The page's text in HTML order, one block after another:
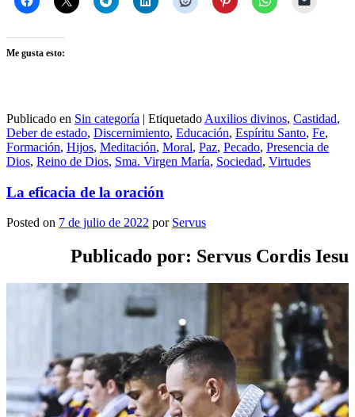
Me gusta esto:
Publicado en Sin categoría | Etiquetado Auxilios divinos, Castidad,
Deber de estado, Discernimiento, Educación, Espíritu Santo, Fe,
Formación, Hijos, Meditación, Moral, Paz, Pecado, Presencia de
Dios, Reino de Dios, Sma. Virgen María, Sociedad, Virtudes
La eficacia de la oración
Posted on 7 de julio de 2022 por Servus
Publicado por: Servus Cordis Iesu